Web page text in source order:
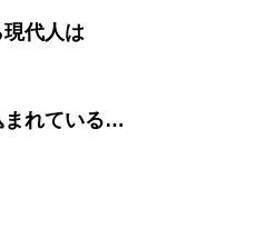
代人は
れている…